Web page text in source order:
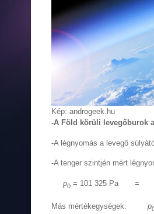
Kép: androgeek.hu
-A Föld körüli levegőburok
-A légnyomás a levegő
-A tenger szintjén mért
p0 = 101 325 Pa
Más mértékegységek: p